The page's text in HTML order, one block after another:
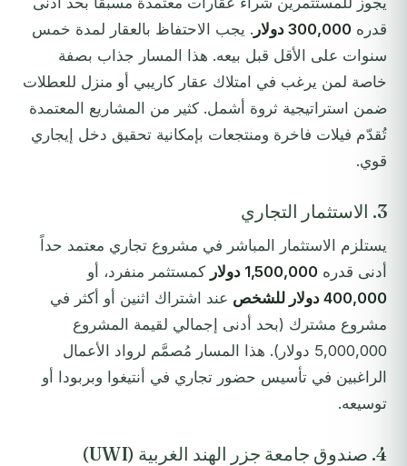
قدره 300,000 دولار
. يجب الاحتفاظ بالعقار لمدة خمس
سنوات على الأقل قبل بيعه. هذا المسار جذاب بصفة
خاصة لمن يرغب في امتلاك عقار كاريبي أو منزل للعطلات
ضمن استراتيجية ثروة أشمل. كثير من المشاريع المعتمدة
تُقدّم فيلات فاخرة ومنتجعات بإمكانية تحقيق دخل إيجاري
قوي.
3. الاستثمار التجاري
يستلزم الاستثمار المباشر في مشروع تجاري معتمد حداً
أدنى قدره 1,500,000 دولار
كمستثمر منفرد، أو
400,000 دولار للشخص
عند اشتراك اثنين أو أكثر في
مشروع مشترك (بحد أدنى إجمالي لقيمة المشروع
5,000,000 دولار). هذا المسار مُصمَّم لرواد الأعمال
الراغبين في تأسيس حضور تجاري في أنتيغوا وبربودا أو
توسيعه.
4. صندوق جامعة جزر الهند الغربية (UWI)